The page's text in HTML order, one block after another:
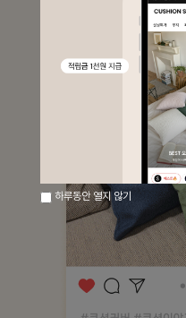
하루동안 열지 않기